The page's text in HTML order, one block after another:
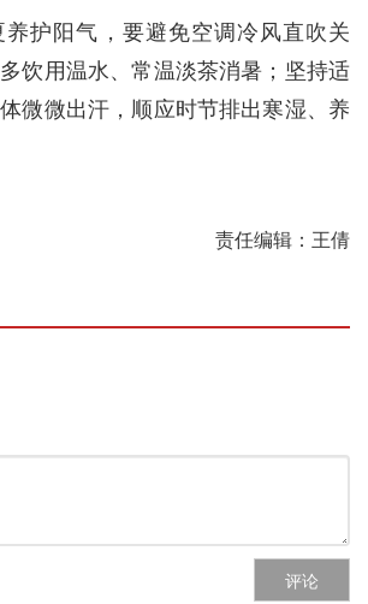
护阳气，要避免空调冷风直吹关
饮用温水、常温淡茶消暑；坚持适
微微出汗，顺应时节排出寒湿、养
责任编辑：王倩
评论